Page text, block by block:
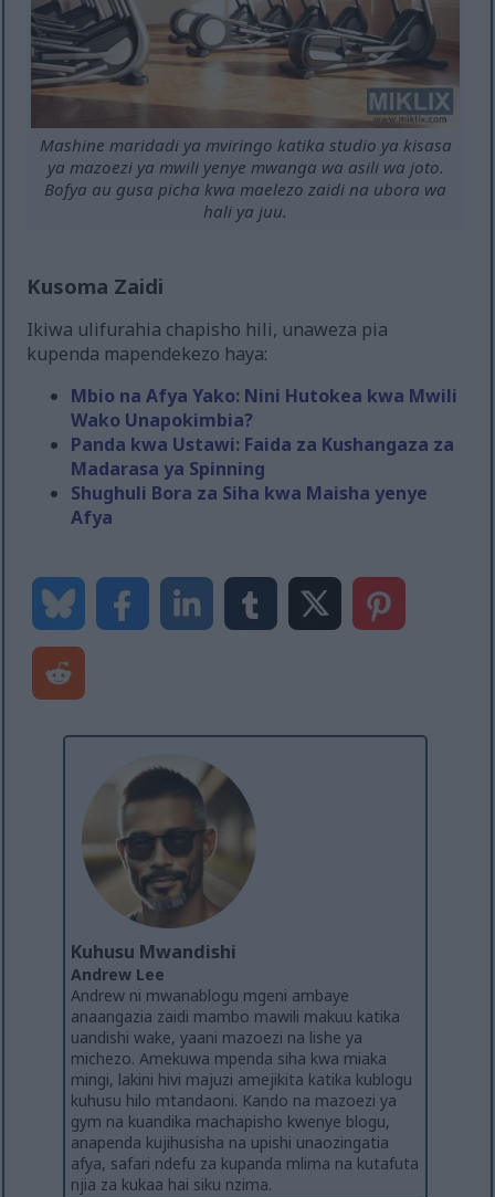
Mashine maridadi ya mviringo katika studio ya kisasa
ya mazoezi ya mwili yenye mwanga wa asili wa joto.
Bofya au gusa picha kwa maelezo zaidi na ubora wa
hali ya juu.
Kusoma Zaidi
Ikiwa ulifurahia chapisho hili, unaweza pia
kupenda mapendekezo haya:
Mbio na Afya Yako: Nini Hutokea kwa Mwili
Wako Unapokimbia?
Panda kwa Ustawi: Faida za Kushangaza za
Madarasa ya Spinning
Shughuli Bora za Siha kwa Maisha yenye
Afya
Kuhusu Mwandishi
Andrew Lee
Andrew ni mwanablogu mgeni ambaye
anaangazia zaidi mambo mawili makuu katika
uandishi wake, yaani mazoezi na lishe ya
michezo. Amekuwa mpenda siha kwa miaka
mingi, lakini hivi majuzi amejikita katika kublogu
kuhusu hilo mtandaoni. Kando na mazoezi ya
gym na kuandika machapisho kwenye blogu,
anapenda kujihusisha na upishi unaozingatia
afya, safari ndefu za kupanda mlima na kutafuta
njia za kukaa hai siku nzima.